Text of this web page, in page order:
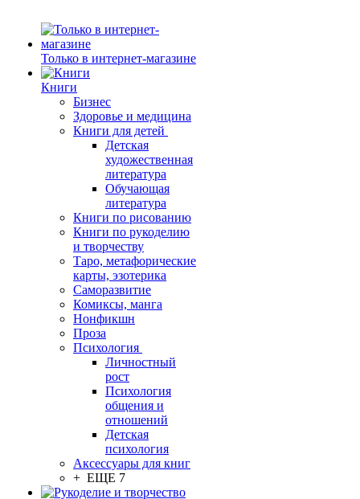
Только в интернет-магазине
Книги
Бизнес
Здоровье и медицина
Книги для детей
Детская
художественная
литература
Обучающая
литература
Книги по рисованию
Книги по рукоделию
и творчеству
Таро, метафорические
карты, эзотерика
Саморазвитие
Комиксы, манга
Нонфикшн
Проза
Психология
Личностный
рост
Психология
общения и
отношений
Детская
психология
Аксессуары для книг
+ ЕЩЕ 7